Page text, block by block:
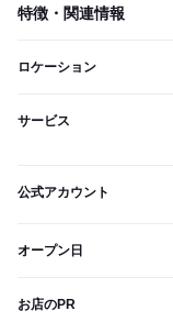
特徴・関連情報
ロケーション
サービス
公式アカウント
オープン日
お店のPR